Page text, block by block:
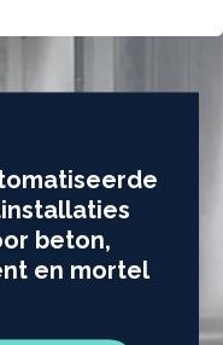
beton,
en mortel